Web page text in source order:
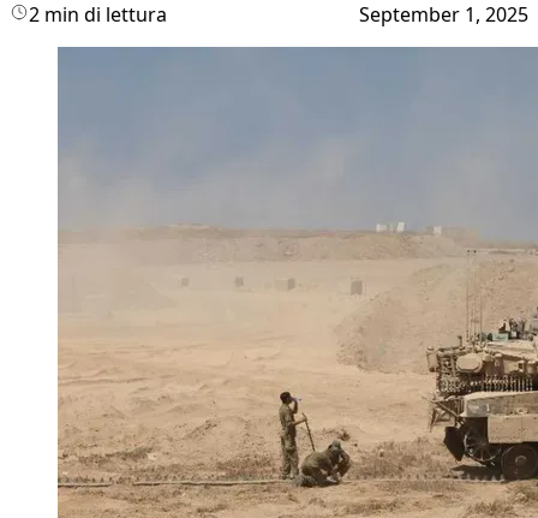
2 min di lettura September 1, 2025